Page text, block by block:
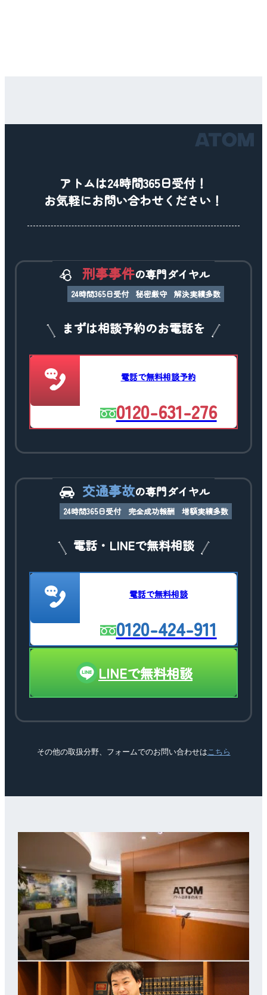
アトムは24時間365日受付！
お気軽にお問い合わせください！
刑事事件の専門ダイヤル
24時間365日受付 秘密厳守 解決実績多数
まずは相談予約のお電話を
電話で無料相談予約
0120-631-276
交通事故の専門ダイヤル
24時間365日受付 完全成功報酬 増額実績多数
電話・LINEで無料相談
電話で無料相談
0120-424-911
LINEで無料相談
その他の取扱分野、フォームでのお問い合わせは こちら